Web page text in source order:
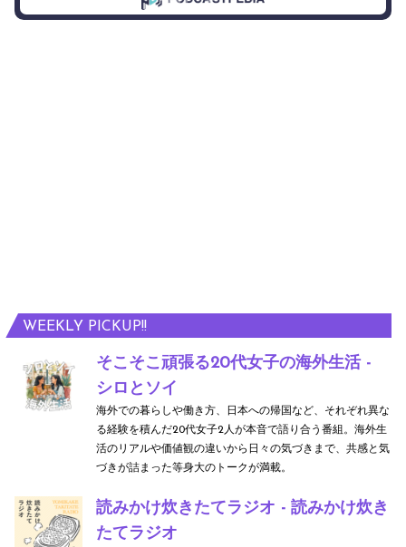
WEEKLY PICKUP!!
そこそこ頑張る20代女子の海外生活 -
シロとソイ
海外での暮らしや働き方、日本への帰国など、それぞれ異な
る経験を積んだ20代女子2人が本音で語り合う番組。海外生
活のリアルや価値観の違いから日々の気づきまで、共感と気
づきが詰まった等身大のトークが満載。
読みかけ炊きたてラジオ - 読みかけ炊き
たてラジオ